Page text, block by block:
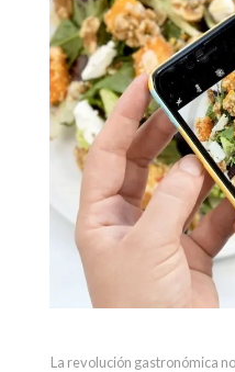
La revolución gastronómica